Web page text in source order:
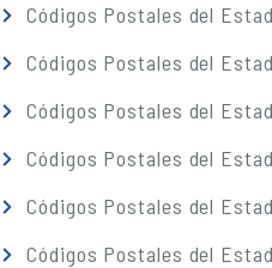
Códigos Postales del
Códigos Postales del
Códigos Postales del
Códigos Postales del
Códigos Postales del
Códigos Postales del